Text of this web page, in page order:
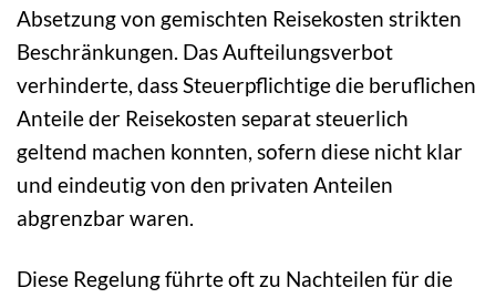
Absetzung von gemischten Reisekosten strikten
Beschränkungen. Das Aufteilungsverbot
verhinderte, dass Steuerpflichtige die beruflichen
Anteile der Reisekosten separat steuerlich
geltend machen konnten, sofern diese nicht klar
und eindeutig von den privaten Anteilen
abgrenzbar waren.
Diese Regelung führte oft zu Nachteilen für die